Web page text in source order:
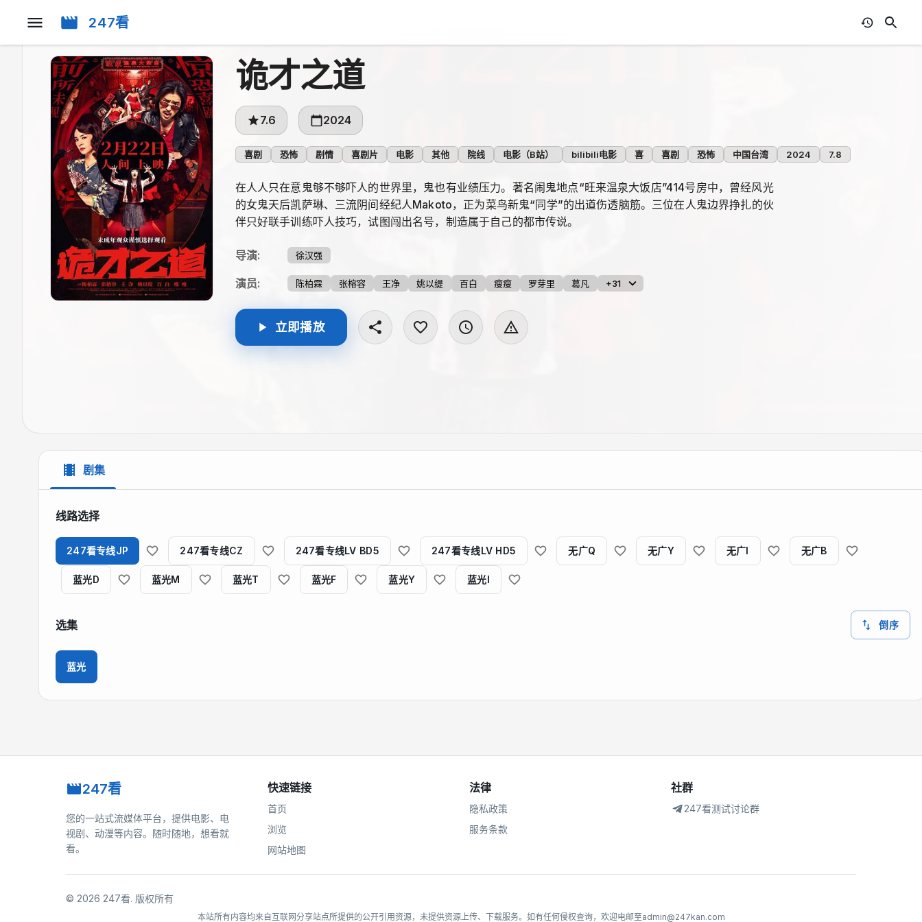
247看
诡才之道
7.6 2024
喜剧 恐怖 剧情 喜剧片 电影 其他 院线 电影（B站） bilibili电影 喜 喜剧 恐怖 中国台湾 2024 7.8
在人人只在意鬼够不够吓人的世界里，鬼也有业绩压力。著名闹鬼地点“旺来温泉大饭店”414号房中，曾经风光
的女鬼天后凯萨琳、三流阴间经纪人Makoto，正为菜鸟新鬼“同学”的出道伤透脑筋。三位在人鬼边界挣扎的伙
伴只好联手训练吓人技巧，试图闯出名号，制造属于自己的都市传说。
导演: 徐汉强
演员: 陈柏霖 张榕容 王净 姚以缇 百白 瘦瘦 罗芽里 葛凡 +31
立即播放
剧集
线路选择
247看专线JP 247看专线CZ 247看专线LV BD5 247看专线LV HD5 无广Q 无广Y 无广I 无广B
蓝光D 蓝光M 蓝光T 蓝光F 蓝光Y 蓝光I
选集 倒序
蓝光
247看
您的一站式流媒体平台，提供电影、电
视剧、动漫等内容。随时随地，想看就
看。
快速链接
首页
浏览
网站地图
法律
隐私政策
服务条款
社群
247看测试讨论群
© 2026 247看. 版权所有
本站所有内容均来自互联网分享站点所提供的公开引用资源，未提供资源上传、下载服务。如有任何侵权查询，欢迎电邮至admin@247kan.com